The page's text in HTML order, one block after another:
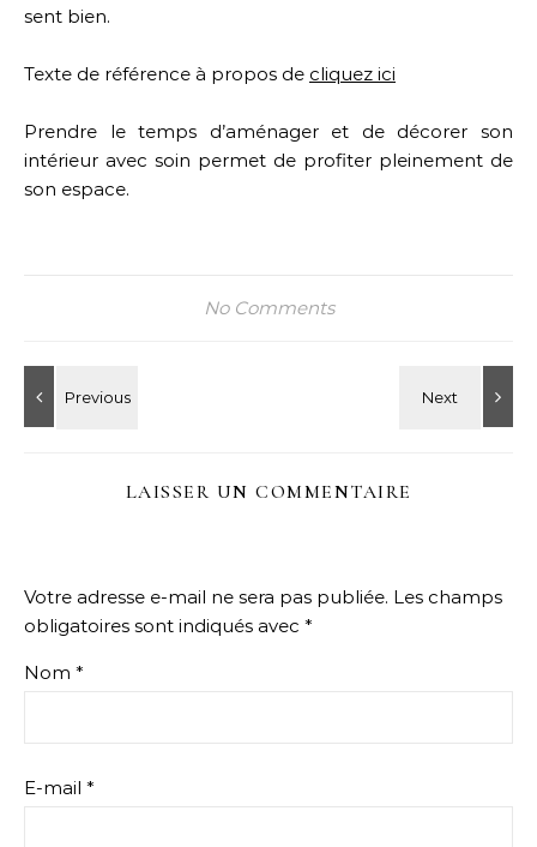
sent bien.
Texte de référence à propos de cliquez ici
Prendre le temps d’aménager et de décorer son
intérieur avec soin permet de profiter pleinement de
son espace.
No Comments
LAISSER UN COMMENTAIRE
Votre adresse e-mail ne sera pas publiée. Les champs
obligatoires sont indiqués avec *
Nom *
E-mail *